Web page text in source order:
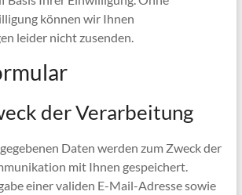
können wir Ihnen
leider nicht zusenden.
der Verarbeitung
Daten werden zum Zweck der
mit Ihnen gespeichert.
einer validen E-Mail-Adresse sowie